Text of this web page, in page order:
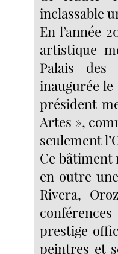
inclassable
En l’année
artistique
Palais des
inaugurée
président
Artes »,
seulement
Ce bâtiment
en outre
Rivera,
prestige
peintres et